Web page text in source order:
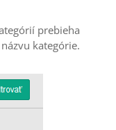
prebieha
kategórie.